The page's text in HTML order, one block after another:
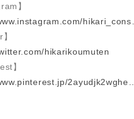
】
hikarikoumuten
】
2ayudjk2wghe…